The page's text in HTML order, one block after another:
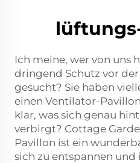
Ich meine, wer von uns
dringend Schutz vor
gesucht? Sie haben
einen Ventilator-
klar, was sich genau
verbirgt? Cottage
Pavillon ist ein
sich zu entspannen und